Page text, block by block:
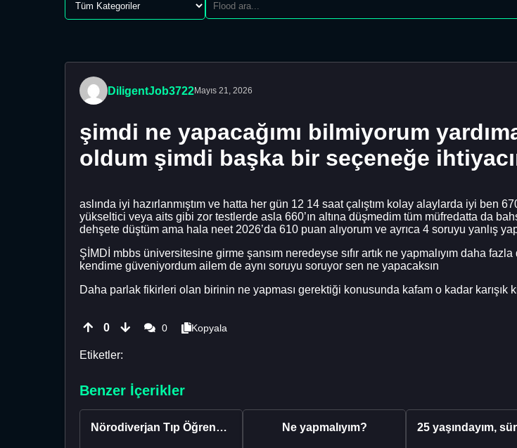
DiligentJob3722Mayıs 21, 2026
şimdi ne yapacağımı bilmiyorum
oldum şimdi başka bir seçeneğe
aslında iyi hazırlanmıştım ve hatta her gün 12 14 saat çalıştım kolay alaylarda iyi ben
yükseltici veya aits gibi zor testlerde asla 660’ın altına düşmedim tüm müfredatta da
dehşete düştüm ama hala neet 2026’da 610 puan alıyorum ve ayrıca 4 soruyu yanlış
ŞİMDİ mbbs üniversitesine girme şansım neredeyse sıfır artık ne yapmalıyım daha
kendime güveniyordum ailem de aynı soruyu soruyor sen ne yapacaksın
Daha parlak fikirleri olan birinin ne yapması gerektiği konusunda kafam o kadar karışık
0 0 Kopyala
Etiketler:
Benzer İçerikler
Nörodiverjan Tıp Öğrencisi Yeni Bir Yol Arıyor Ne yapmalıyım?